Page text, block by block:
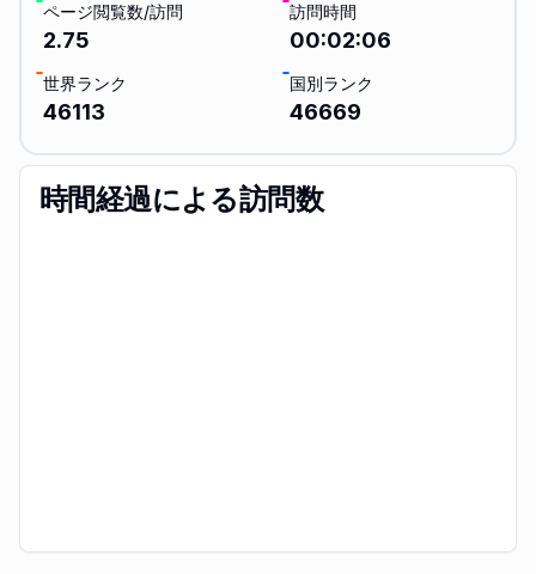
ページ閲覧数/訪問
2.75
訪問時間
00:02:06
世界ランク
46113
国別ランク
46669
時間経過による訪問数